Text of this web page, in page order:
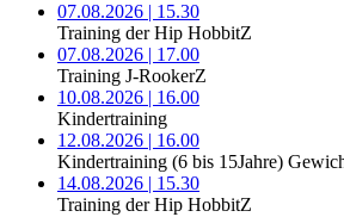
07.08.2026 | 15.30
Training der Hip HobbitZ
07.08.2026 | 17.00
Training J-RookerZ
10.08.2026 | 16.00
Kindertraining
12.08.2026 | 16.00
Kindertraining (6 bis 15Jahre)
14.08.2026 | 15.30
Training der Hip HobbitZ